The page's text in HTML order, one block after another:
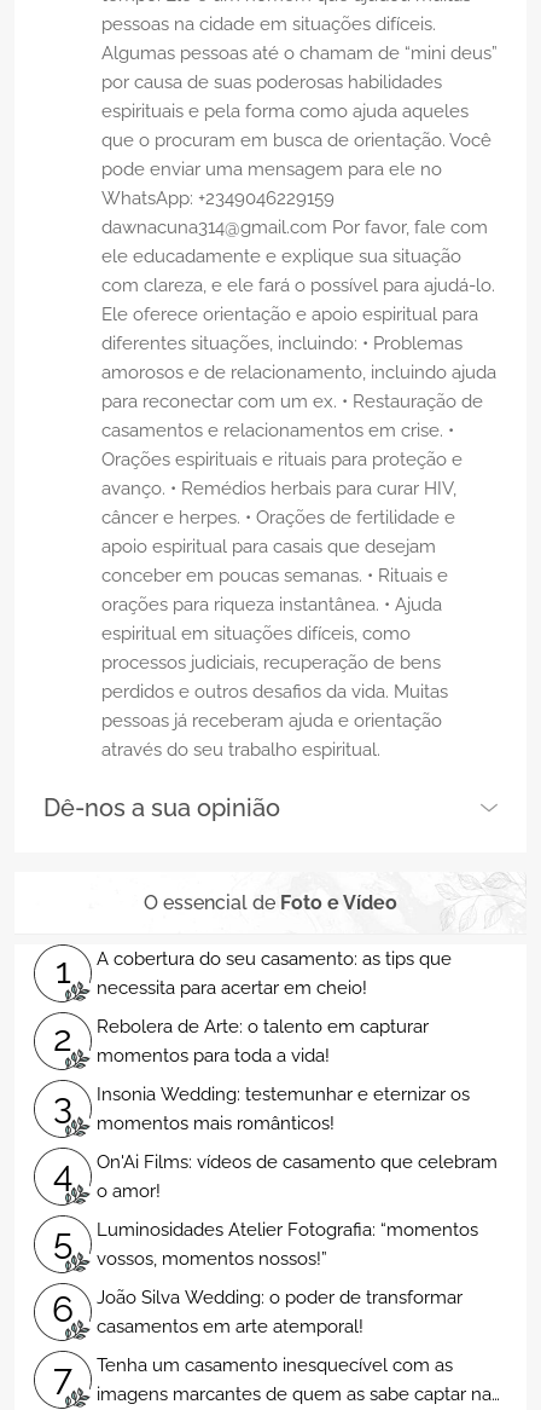
pessoas na cidade em situações difíceis.
Algumas pessoas até o chamam de “mini deus”
por causa de suas poderosas habilidades
espirituais e pela forma como ajuda aqueles
que o procuram em busca de orientação. Você
pode enviar uma mensagem para ele no
WhatsApp: +2349046229159
dawnacuna314@gmail.com Por favor, fale com
ele educadamente e explique sua situação
com clareza, e ele fará o possível para ajudá-lo.
Ele oferece orientação e apoio espiritual para
diferentes situações, incluindo: • Problemas
amorosos e de relacionamento, incluindo ajuda
para reconectar com um ex. • Restauração de
casamentos e relacionamentos em crise. •
Orações espirituais e rituais para proteção e
avanço. • Remédios herbais para curar HIV,
câncer e herpes. • Orações de fertilidade e
apoio espiritual para casais que desejam
conceber em poucas semanas. • Rituais e
orações para riqueza instantânea. • Ajuda
espiritual em situações difíceis, como
processos judiciais, recuperação de bens
perdidos e outros desafios da vida. Muitas
pessoas já receberam ajuda e orientação
através do seu trabalho espiritual.
Dê-nos a sua opinião
O essencial de Foto e Vídeo
1
A cobertura do seu casamento: as tips que
necessita para acertar em cheio!
2
Rebolera de Arte: o talento em capturar
momentos para toda a vida!
3
Insonia Wedding: testemunhar e eternizar os
momentos mais românticos!
4
On'Ai Films: vídeos de casamento que celebram
o amor!
5
Luminosidades Atelier Fotografia: “momentos
vossos, momentos nossos!”
6
João Silva Wedding: o poder de transformar
casamentos em arte atemporal!
7
Tenha um casamento inesquecível com as
imagens marcantes de quem as sabe captar na